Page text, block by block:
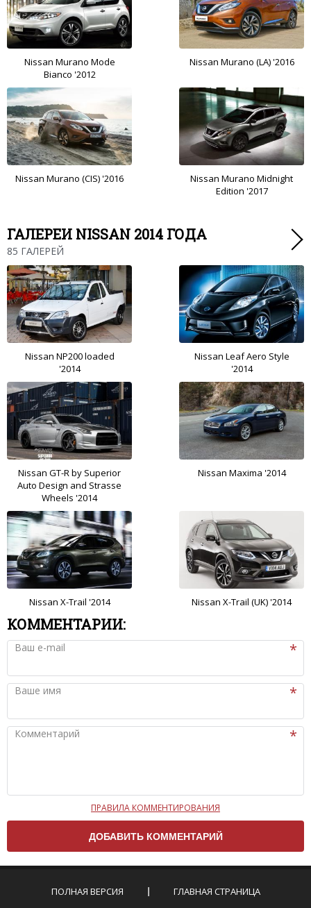
Nissan Murano Mode
Bianco '2012
Nissan Murano (LA) '2016
Nissan Murano (CIS) '2016
Nissan Murano Midnight
Edition '2017
ГАЛЕРЕИ NISSAN 2014 ГОДА
85 ГАЛЕРЕЙ
Nissan NP200 loaded
'2014
Nissan Leaf Aero Style
'2014
Nissan GT-R by Superior
Auto Design and Strasse
Wheels '2014
Nissan Maxima '2014
Nissan X-Trail '2014 Nissan X-Trail (UK) '2014
КОММЕНТАРИИ:
Ваш e-mail
Ваше имя
Комментарий
Чтобы ваш комментарий был опубликован на сайте,
вам нужно придерживаться следующих правил:
Комментарий не может быть слишком
эмоциональных высказываний.
Не стоит отклоняться от предмета обсуждения.
ПРАВИЛА КОММЕНТИРОВАНИЯ
ПОЛНАЯ ВЕРСИЯ ГЛАВНАЯ СТРАНИЦА